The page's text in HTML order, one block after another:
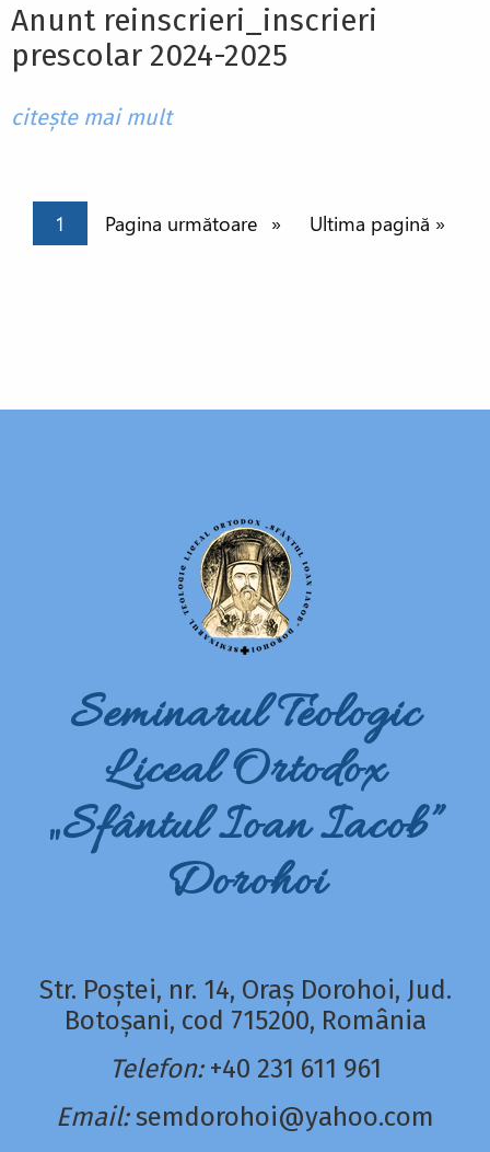
Anunt reinscrieri_inscrieri
prescolar 2024-2025
citește mai mult
PaginațiePagina curentă
1 Pagina următoare
Pagina următoare Ultima pagină
Ultima pagină »
Seminarul Teologic
Liceal Ortodox
„Sfântul Ioan Iacob”
Dorohoi
Str. Poștei, nr. 14, Oraș Dorohoi, Jud.
Botoșani, cod 715200, România
Telefon: +40 231 611 961
Email: semdorohoi@yahoo.com